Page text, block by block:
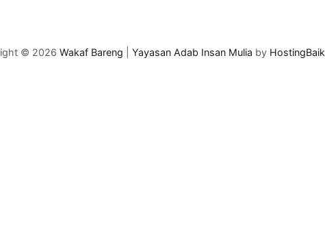
© 2026 Wakaf Bareng Yayasan Adab Insan Mulia by HostingBaik